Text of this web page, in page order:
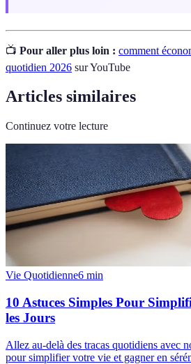
📺 Pour aller plus loin : comment
quotidien 2026 sur YouTube
Articles similaires
Continuez votre lecture
Vie Quotidienne6 min
10 Astuces Simples Pour
les Jours
Allez au-delà des tracas quotidiens avec
pour simplifier votre vie et gagner en